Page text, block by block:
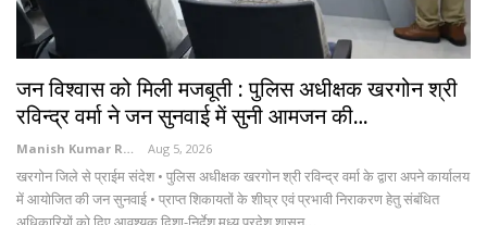
जन विश्वास को मिली मजबूती : पुलिस अधीक्षक खरगोन श्री
रविन्द्र वर्मा ने जन सुनवाई में सुनी आमजन की…
Aug 5, 2026
खरगोन जिले से प्राईम संदेश • पुलिस अधीक्षक खरगोन श्री रविन्द्र वर्मा के द्वारा अपने कार्यालय
में आयोजित की जन सुनवाई • प्राप्त शिकायतों के शीघ्र एवं प्रभावी निराकरण हेतु संबंधित